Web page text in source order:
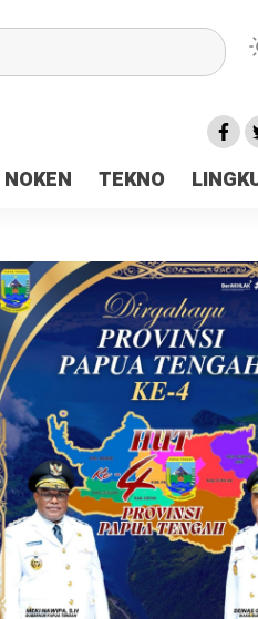
NOKEN TEKNO
Ceria Tanah Papua
Daerah Rp23 Miliar Disorot